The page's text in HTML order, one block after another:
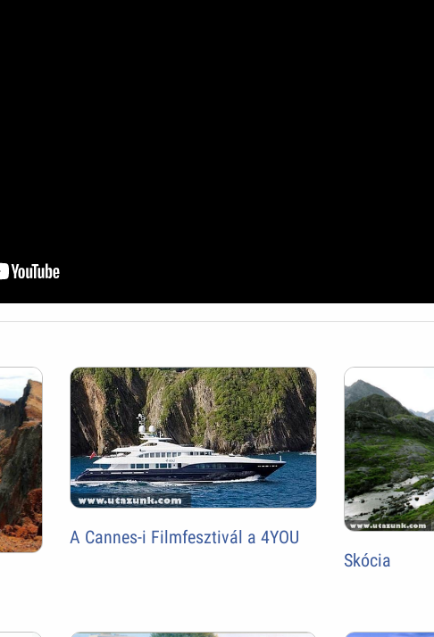
A Cannes-i Filmfesztivál a 4YOU
Skócia